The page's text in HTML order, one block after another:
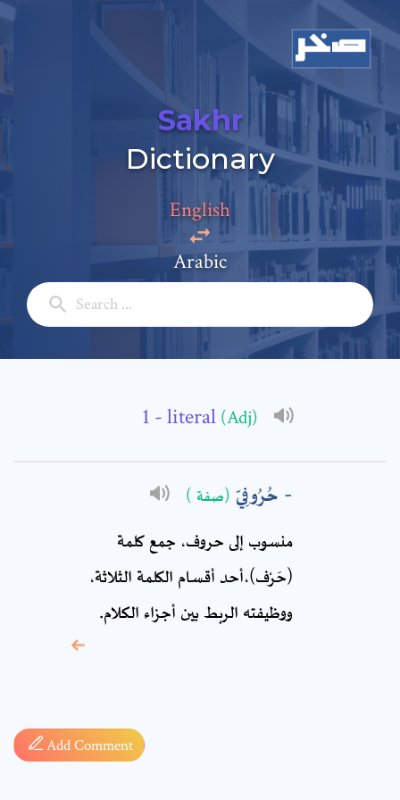
Sakhr
Dictionary
English
Arabic
- literal (Adj)
حُرُوفِيّ (صفة )
منسوب إلى حروف، جمع كلمة
(حَرْف)،أحد أقسام الكلمة الثلاثة،
ووظيفته الربط بين أجزاء الكلام.
Add Comment
Add a comment
Full Name: *
Subject: *
Comment: *